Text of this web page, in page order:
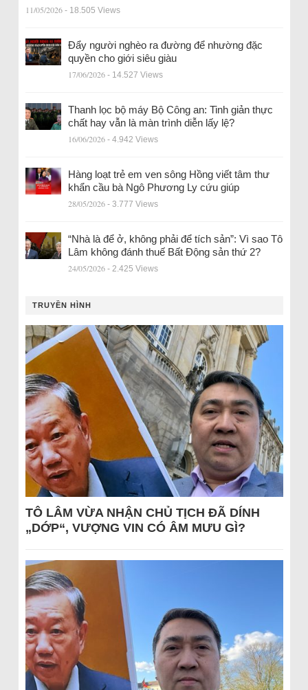
11/05/2026 - 18.505 Views
Đẩy người nghèo ra đường để nhường đặc
quyền cho giới siêu giàu
17/06/2026 - 14.527 Views
Thanh lọc bộ máy Bộ Công an: Tinh giản thực
chất hay vẫn là màn trình diễn lấy lệ?
16/06/2026 - 4.942 Views
Hàng loạt trẻ em ven sông Hồng viết tâm thư
khẩn cầu bà Ngô Phương Ly cứu giúp
28/05/2026 - 3.777 Views
“Nhà là để ở, không phải để tích sản”: Vì sao Tô
Lâm không đánh thuế Bất Động sản thứ 2?
24/05/2026 - 2.425 Views
TRUYỀN HÌNH
TÔ LÂM VỪA NHẬN CHỦ TỊCH ĐÃ DÍNH
„DỚP“, VƯỢNG VIN CÓ ÂM MƯU GÌ?